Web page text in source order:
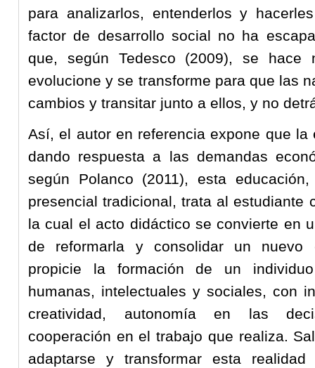
para analizarlos, entenderlos y
factor de desarrollo social no ha
que, según Tedesco (2009), se hace
evolucione y se transforme para que las
cambios y transitar junto a ellos, y no
Así, el autor en referencia expone que
dando respuesta a las demandas
según Polanco (2011), esta
presencial tradicional, trata al estudiante
la cual el acto didáctico se convierte en
de reformarla y consolidar un nuevo
propicie la formación de un
humanas, intelectuales y sociales, con
creatividad, autonomía en las
cooperación en el trabajo que realiza.
adaptarse y transformar esta